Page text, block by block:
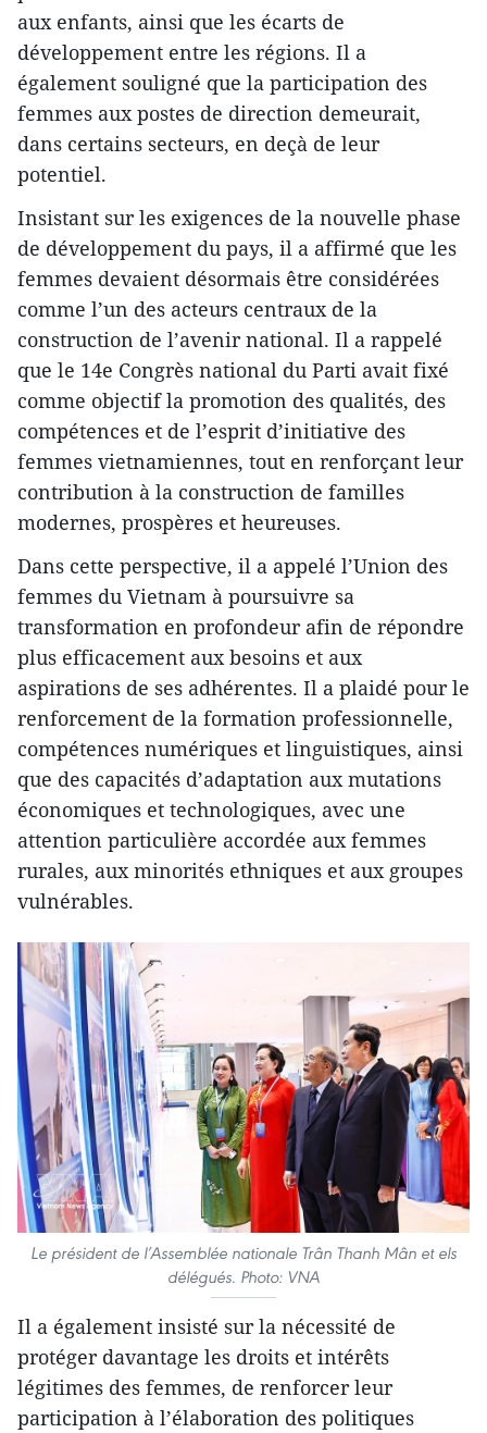
aux enfants, ainsi que les écarts de
développement entre les régions. Il a
également souligné que la participation des
femmes aux postes de direction demeurait,
dans certains secteurs, en deçà de leur
potentiel.
Insistant sur les exigences de la nouvelle phase
de développement du pays, il a affirmé que les
femmes devaient désormais être considérées
comme l’un des acteurs centraux de la
construction de l’avenir national. Il a rappelé
que le 14e Congrès national du Parti avait fixé
comme objectif la promotion des qualités, des
compétences et de l’esprit d’initiative des
femmes vietnamiennes, tout en renforçant leur
contribution à la construction de familles
modernes, prospères et heureuses.
Dans cette perspective, il a appelé l’Union des
femmes du Vietnam à poursuivre sa
transformation en profondeur afin de répondre
plus efficacement aux besoins et aux
aspirations de ses adhérentes. Il a plaidé pour le
renforcement de la formation professionnelle,
compétences numériques et linguistiques, ainsi
que des capacités d’adaptation aux mutations
économiques et technologiques, avec une
attention particulière accordée aux femmes
rurales, aux minorités ethniques et aux groupes
vulnérables.
Le président de l’Assemblée nationale Trân Thanh Mân et els
délégués. Photo: VNA
Il a également insisté sur la nécessité de
protéger davantage les droits et intérêts
légitimes des femmes, de renforcer leur
participation à l’élaboration des politiques